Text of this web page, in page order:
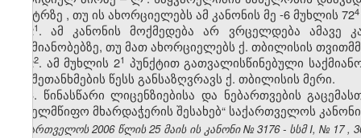
ცენტრზე , თუ ის ახორციელებს ამ კანონის მე -6მუხლის 724
2​1. ამ კანონის მოქმედება არ ვრცელდება ამავე
საქმიანობებზე, თუ მათ ახორციელებს ქ. თბილისის
2​2. ამ მუხლის 2​1 პუნქტით გათვალისწინებული
და შეთანხმების წესს განსაზღვრავს ქ. თბილისის მერი.
3. წინასწარი ლიცენზიებისა და ნებართვების
სახელმწიფო მხარდაჭერის შესახებ“ საქართველოს
საქართველოს 2006 წლის 25 მაის ის კანონი № 3176 - სსმ I, № 17 ,